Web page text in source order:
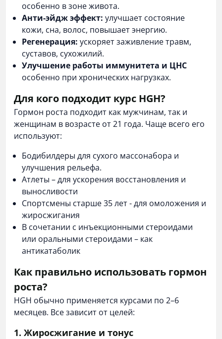
особенно в зоне живота.
Анти-эйдж эффект: улучшает состояние
кожи, сна, волос, повышает энергию.
Регенерация: ускоряет заживление травм,
суставов, сухожилий.
Улучшение работы иммунитета и ЦНС
особенно при хронических нагрузках.
Для кого подходит курс HGH?
Гормон роста подходит как мужчинам, так и
женщинам в возрасте от 21 года. Чаще всего его
используют:
Бодибилдеры для сухого массонабора и
улучшения рельефа.
Атлеты – для ускорения восстановления и
выносливости
Спортсмены старше 35 лет - для омоложения и
жиросжигания
В сочетании с инъекционными стероидами
или оральными стероидами – как
антикатаболик
Как правильно использовать гормон
роста?
HGH обычно применяется курсами по 2–6
месяцев. Все зависит от целей:
1. Жиросжигание и тонус